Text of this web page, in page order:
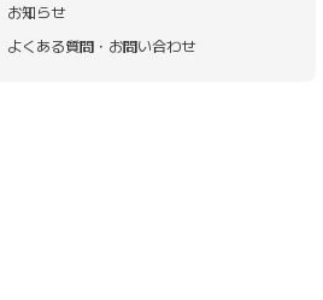
お知らせ
よくある質問・お問い合わせ